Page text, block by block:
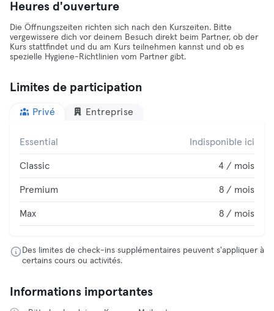
Heures d'ouverture
Die Öffnungszeiten richten sich nach den Kurszeiten. Bitte
vergewissere dich vor deinem Besuch direkt beim Partner, ob der
Kurs stattfindet und du am Kurs teilnehmen kannst und ob es
spezielle Hygiene-Richtlinien vom Partner gibt.
Limites de participation
Privé Entreprise
Essential Indisponible ici
Classic 4 / mois
Premium 8 / mois
Max 8 / mois
Des limites de check-ins supplémentaires peuvent s'appliquer à
certains cours ou activités.
Informations importantes